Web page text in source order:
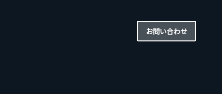
お問い合わせ